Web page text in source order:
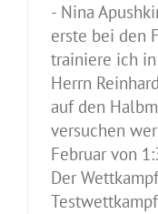
- Nina
erste bei den
trainiere ich
Herrn
auf den
versuchen
Februar von
Der